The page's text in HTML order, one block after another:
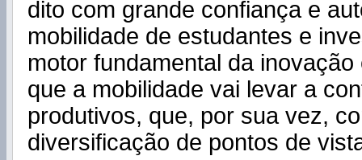
dito com grande confiança e
mobilidade de estudantes e
motor fundamental da
que a mobilidade vai levar a
produtivos, que, por sua vez,
diversificação de pontos de